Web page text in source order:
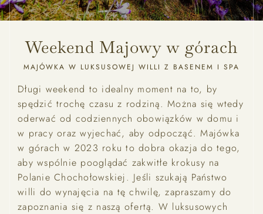
Weekend Majowy w górach
MAJÓWKA W LUKSUSOWEJ WILLI Z BASENEM I SPA
Długi weekend to idealny moment na to, by
spędzić trochę czasu z rodziną. Można się wtedy
oderwać od codziennych obowiązków w domu i
w pracy oraz wyjechać, aby odpocząć. Majówka
w górach w 2023 roku to dobra okazja do tego,
aby wspólnie pooglądać zakwitłe krokusy na
Polanie Chochołowskiej. Jeśli szukają Państwo
willi do wynajęcia na tę chwilę, zapraszamy do
zapoznania się z naszą ofertą. W luksusowych